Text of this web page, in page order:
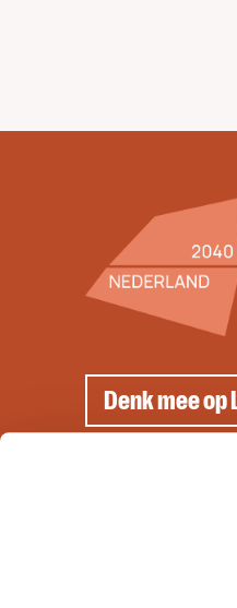
Denk mee op